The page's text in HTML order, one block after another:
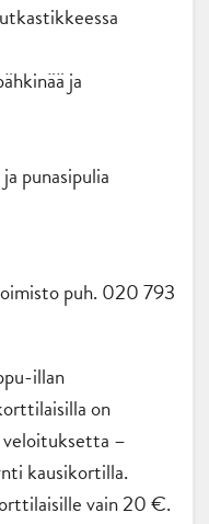
ja
punasipulia
puh. 020 793
illan
on
–
kausikortilla.
vain 20 €.